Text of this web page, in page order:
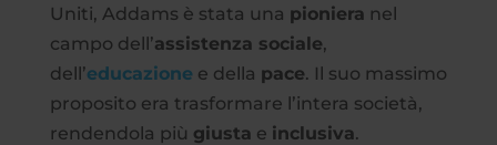
Uniti, Addams è stata una pioniera nel
campo dell’assistenza sociale,
dell’educazionee della pace. Il suo massimo
proposito era trasformare l’intera società,
rendendola più giusta e inclusiva.